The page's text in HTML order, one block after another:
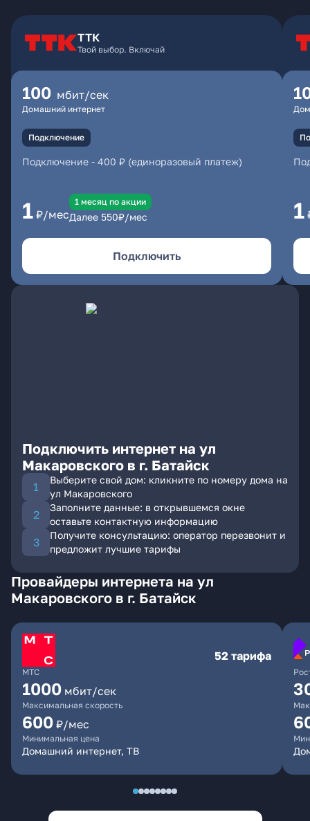
ТТК
Твой выбор. Включай
100 мбит/сек
Домашний интернет
Подключение
Подключение - 400 ₽ (единоразовый платеж)
1 ₽/мес
1 месяц по акции
Далее 550₽/мес
Подключить
1
Подключить интернет на ул
Макаровского в г. Батайск
Выберите свой дом: кликните по номеру дома на
ул Макаровского
Заполните данные: в открывшемся окне
оставьте контактную информацию
Получите консультацию: оператор перезвонит и
предложит лучшие тарифы
Провайдеры интернета на ул
Макаровского в г. Батайск
МТС
52 тарифа
1000 мбит/сек
Максимальная скорость
600 ₽/мес
Минимальная цена
Домашний интернет, ТВ